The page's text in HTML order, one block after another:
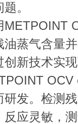
。
METPOINT
油蒸气含量
创新技术实
研发。检测
反应灵敏，